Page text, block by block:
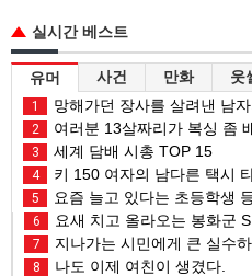
실시간 베스트
유머 사건 만화 웃
1 망해가던 장사를 살려낸 남자
2 여러분 13살짜리가 복싱 좀 배
3 세계 담배 시총 TOP 15
4 키 150 여자의 남다른 택시
5 요즘 늘고 있다는 초등학생
6 요새 치고 올라오는 봉화군
7 지나가는 시민에게 큰 실수
8 나도 이제 여친이 생겼다.